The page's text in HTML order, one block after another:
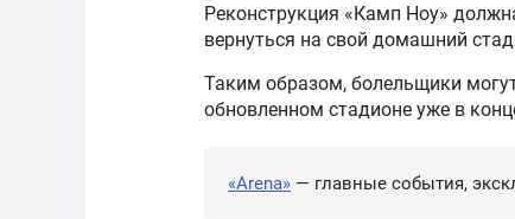
Реконструкция «Камп Ноу»
вернуться на свой домашний
Таким образом, болельщики
обновленном стадионе уже в
«Arena» — главные события,